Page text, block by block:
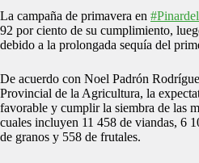
La campaña de primavera en
92 por ciento de su cumplimiento,
debido a la prolongada sequía del
De acuerdo con Noel Padrón
Provincial de la Agricultura, la
favorable y cumplir la siembra de las
cuales incluyen 11 458 de viandas, 6
de granos y 558 de frutales.